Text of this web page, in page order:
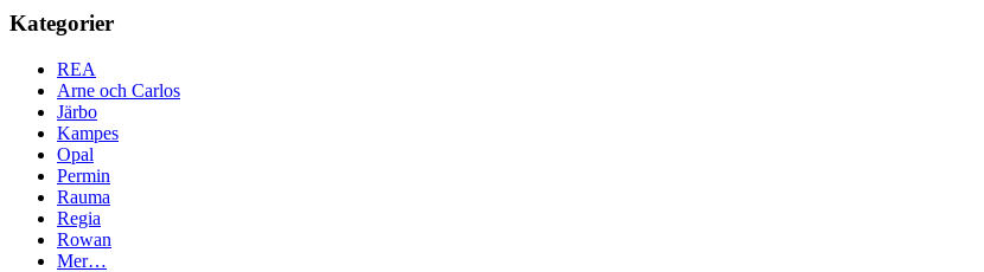
Kategorier
REA
Arne och Carlos
Järbo
Kampes
Opal
Permin
Rauma
Regia
Rowan
Mer…